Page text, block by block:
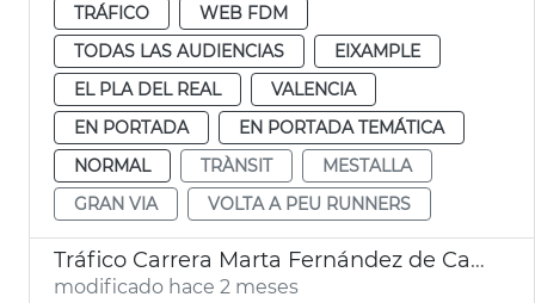
TRÁFICO
WEB FDM
TODAS LAS AUDIENCIAS
EIXAMPLE
EL PLA DEL REAL
VALENCIA
EN PORTADA
EN PORTADA TEMÁTICA
NORMAL
TRÀNSIT
MESTALLA
GRAN VIA
VOLTA A PEU RUNNERS
Tráfico Carrera Marta Fernández de Castro València
modificado hace 2 meses